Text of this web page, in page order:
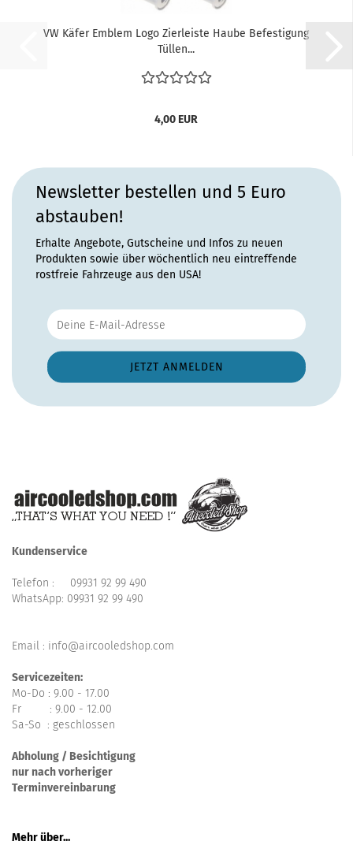
VW Käfer Emblem Logo Zierleiste Haube Befestigung
Tüllen...
4,00 EUR
Newsletter bestellen und 5 Euro
abstauben!
Erhalte Angebote, Gutscheine und Infos zu neuen
Produkten sowie über wöchentlich neu eintreffende
rostfreie Fahrzeuge aus den USA!
Kundenservice
Telefon : 09931 92 99 490
WhatsApp: 09931 92 99 490
Email : info@aircooledshop.com
Servicezeiten:
Mo-Do : 9.00 - 17.00
Fr : 9.00 - 12.00
Sa-So : geschlossen
Abholung / Besichtigung
nur nach vorheriger
Terminvereinbarung
Mehr über...